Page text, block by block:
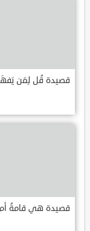
قصيدة قُل لِمَن
قصيدة هي قامةُ